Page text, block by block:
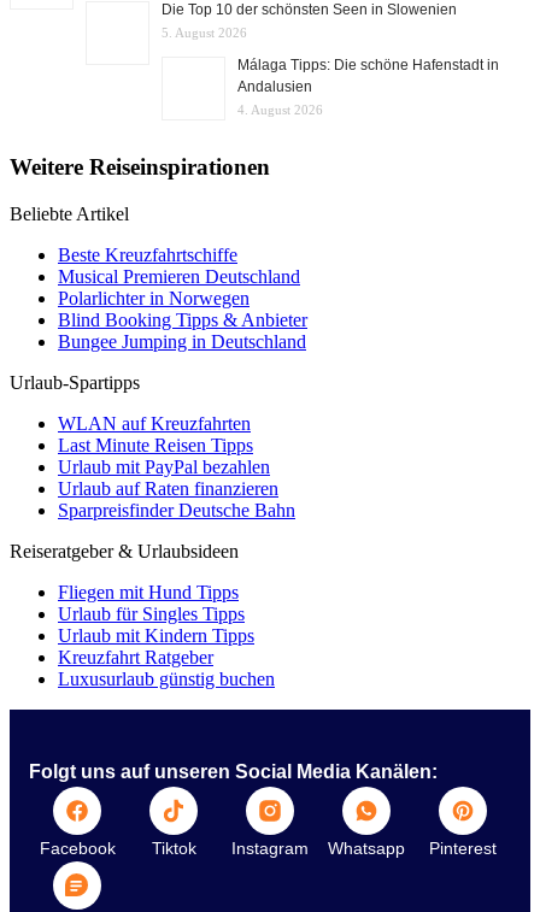
Die Top 10 der schönsten Seen in Slowenien
5. August 2026
Málaga Tipps: Die schöne Hafenstadt in
Andalusien
4. August 2026
Weitere Reiseinspirationen
Beliebte Artikel
Beste Kreuzfahrtschiffe
Musical Premieren Deutschland
Polarlichter in Norwegen
Blind Booking Tipps & Anbieter
Bungee Jumping in Deutschland
Urlaub-Spartipps
WLAN auf Kreuzfahrten
Last Minute Reisen Tipps
Urlaub mit PayPal bezahlen
Urlaub auf Raten finanzieren
Sparpreisfinder Deutsche Bahn
Reiseratgeber & Urlaubsideen
Fliegen mit Hund Tipps
Urlaub für Singles Tipps
Urlaub mit Kindern Tipps
Kreuzfahrt Ratgeber
Luxusurlaub günstig buchen